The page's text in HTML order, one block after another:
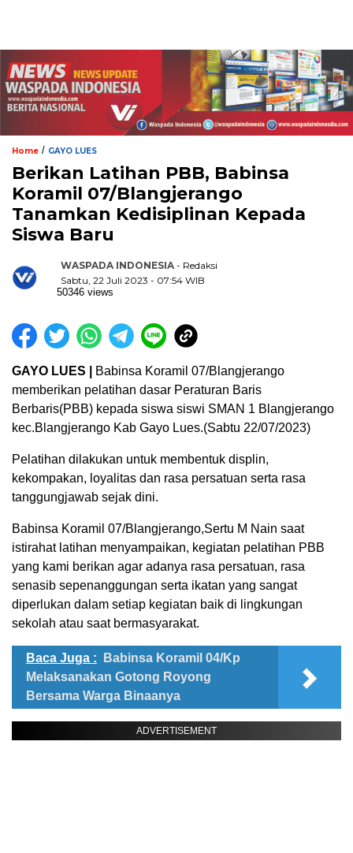
Home / GAYO LUES
Berikan Latihan PBB, Babinsa
Koramil 07/Blangjerango
Tanamkan Kedisiplinan Kepada
Siswa Baru
WASPADA INDONESIA - Redaksi
Sabtu, 22 Juli 2023 - 07:54 WIB
50346 views
GAYO LUES |
Babinsa Koramil 07/Blangjerango
memberikan pelatihan dasar Peraturan Baris
Berbaris(PBB) kepada siswa siswi SMAN 1 Blangjerango
kec.Blangjerango Kab Gayo Lues.(Sabtu 22/07/2023)
Pelatihan dilakukan untuk membentuk displin,
kekompakan, loyalitas dan rasa persatuan serta rasa
tanggungjawab sejak dini.
Babinsa Koramil 07/Blangjerango,Sertu M Nain saat
istirahat latihan menyampaikan, kegiatan pelatihan PBB
yang kami berikan agar adanya rasa persatuan, rasa
senasib sepenanggungan serta ikatan yang sangat
diperlukan dalam setiap kegiatan baik di lingkungan
sekolah atau saat bermasyarakat.
Baca Juga :
Babinsa Koramil 04/Kp
Melaksanakan Gotong Royong
Bersama Warga Binaanya
ADVERTISEMENT